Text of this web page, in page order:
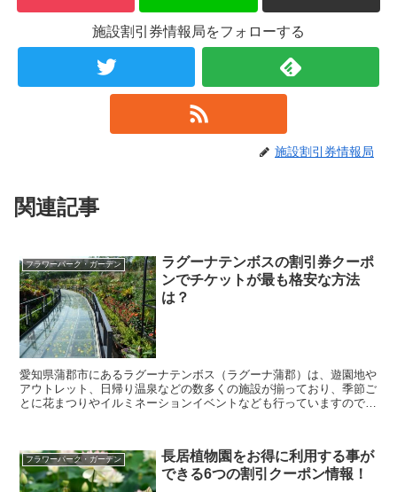
施設割引券情報局をフォローする
施設割引券情報局
関連記事
フラワーパーク・ガーデン
ラグーナテンボスの割引券クーポ
ンでチケットが最も格安な方法
は？
愛知県蒲郡市にあるラグーナテンボス（ラグーナ蒲郡）は、遊園地や
アウトレット、日帰り温泉などの数多くの施設が揃っており、季節ご
とに花まつりやイルミネーションイベントなども行っていますので、
フラワーパーク・ガーデン
長居植物園をお得に利用する事が
できる6つの割引クーポン情報！